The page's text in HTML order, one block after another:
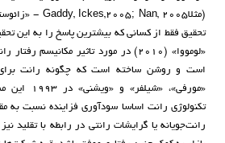
تحقیق فقط از کسانی که بیشترین پاسخ را به این
«لومووا» (2010) در مورد تاثیر مکانیسم
است و روشن ساخته است که چگونه رانت برای
«مورفی»،
تکنولوژی رانت اساسا سودآوری فزاینده نسبت به
رانت‌جویانه یا گرایشات رانتی در رابطه با تقلید